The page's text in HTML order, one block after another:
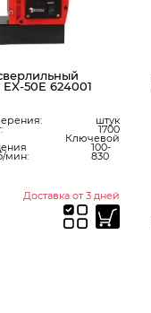
50E 624001
штук
1700
Ключевой
мин:
100-
830
Доставка от 3 дней